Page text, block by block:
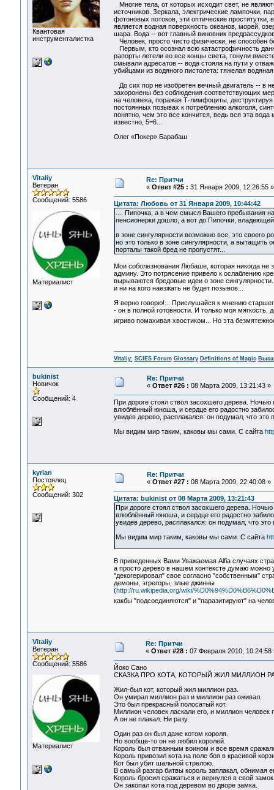
Квантовая
инструменталистка
Многие тела, от которых исходит свет, не
источников. Зеркала, электрические лампочки,
фотоновых потоков, эти оптические
является водная поверхность океанов, морей,
шара. Вода -- вот главный виновник
Человек, просто чисто физически, не способен
Первым, кто осознал всю катастрофичность
рапорты летели во все концы света, тонули
смывали адресатов -- вода стояла на пути у
убийцами из водяного пистолета: тяжелая
До сих пор не изобретен вечный двигатель -- в
захоронены без соблюдения соответствующих
на человека, поражая Т-лимфоциты,
постоянных позывах к потреблению алкоголя,
понятно, чем это все кончится, ведь вся эта
известно, 5=6...
Олег «Покер» Барабаш
Vitaliy
Ветеран
Сообщений: 5586
Материалист
Re: Притчи
« Ответ #25 : 31 Января 2009, 12:26:55 »
Цитата: Любовь от 31 Января 2009, 10:44:42
.... Пипочка, а в чем смысл Вашего пребывания
пенсионерки дошло, а вот до Пипочки,
в зоне сингулярности возможно все, это своего
но это только в зоне сингулярности, а вытащить
порталы такой бред не пропустят...
Мои соболезнования Любаше, которая никогда не
админу. Это потрясение привело к ослаблению
вырываются бредовые идеи о зоне
и ни на кого наезжать не будет позывов...
Я верно говорю!... Прислушайся к мнению
- он в полной готовности. И только моя мягкость,
игриво помахивая хвостиком... Но эта
Vitaliy: SCIES Forum Glossary Definitions of Magic
bukinist
Новичок
Сообщений: 4
Re: Притчи
« Ответ #26 : 08 Марта 2009, 13:21:43 »
При дороге стоял ствол засохшего дерева.
влюблённый юноша, и сердце его радостно
увидев дерево, расплакался: он подумал, что
Мы видим мир таким, каковы мы сами. С сайта
kyrian
Постоялец
Сообщений: 302
Re: Притчи
« Ответ #27 : 08 Марта 2009, 22:40:08 »
Цитата: bukinist от 08 Марта 2009, 13:21:43
При дороге стоял ствол засохшего дерева.
влюблённый юноша, и сердце его радостно
увидев дерево, расплакался: он подумал, что
Мы видим мир таким, каковы мы сами. С сайта
В приведенных Вами Уважаемая Alfia случаях
а просто дерево в нашем контексте думаю можно
"декогерировал" свое согласно "собственным"
демоны, эгрегоры, злые джинны
(http://ru.wikipedia.org/wiki/
какбы "подсоединяются" и "паразитируют" на
Vitaliy
Ветеран
Сообщений: 5586
Материалист
Re: Притчи
« Ответ #28 : 07 Февраля 2010, 10:24:58
Йоко Сано
СКАЗКА ПРО КОТА, КОТОРЫЙ ЖИЛ МИЛЛИОН
Жил-был кот, который жил миллион раз.
Он умирал миллион раз и миллион раз оживал.
Это был прекрасный полосатый кот.
Миллион человек ласкали его, и миллион человек
А он не плакал. Ни разу.
Один раз он был даже котом короля.
Но вообще-то он не любил королей.
Король был отважным воином и все время
Король привозил кота на поле боя в красивой
Кот был убит шальной стрелою.
В самый разгар битвы король заплакал, обнимая
Король бросил сражаться и вернулся в свой
Он закопал кота под деревом во дворе замка.